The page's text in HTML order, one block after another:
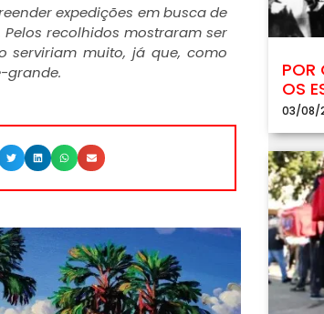
expedições em busca de
recolhidos mostraram ser
serviriam muito, já que, como
grande.
POR
OS
03/08/